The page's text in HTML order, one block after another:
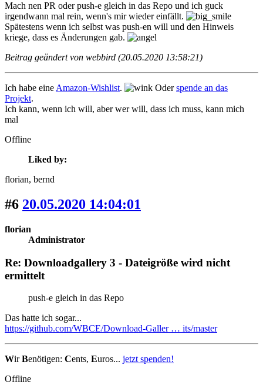
Mach nen PR oder push-e gleich in das Repo und ich guck
irgendwann mal rein, wenn's mir wieder einfällt.
Spätestens wenn ich selbst was push-en will und den Hinweis
kriege, dass es Änderungen gab.
Beitrag geändert von webbird (20.05.2020 13:58:21)
Ich habe eine Amazon-Wishlist. Oderspende an das
Projekt.
Ich kann, wenn ich will, aber wer will, dass ich muss, kann mich
mal
Offline
Liked by:
florian, bernd
#6 20.05.2020 14:04:01
florian
Administrator
Re: Downloadgallery 3 - Dateigröße wird nicht
ermittelt
push-e gleich in das Repo
Das hatte ich sogar...
https://github.com/WBCE/Download-Galler … its/master
WirBenötigen: Cents, Euros... jetzt spenden!
Offline